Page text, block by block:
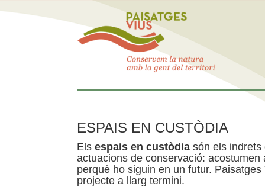
ESPAIS EN CUSTÒDIA
Els espais en custòdia són els indrets
actuacions de conservació:
perquè ho siguin en un futur.
projecte a llarg termini.